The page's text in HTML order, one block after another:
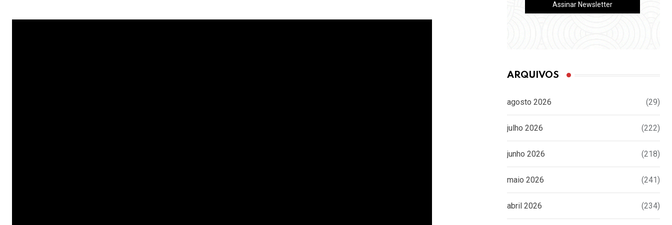
ARQUIVOS
agosto 2026 (29)
julho 2026 (222)
junho 2026 (218)
maio 2026 (241)
abril 2026 (234)